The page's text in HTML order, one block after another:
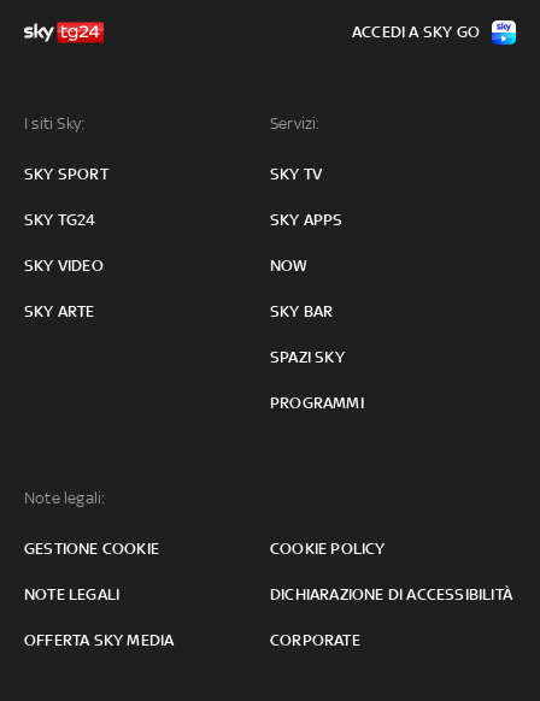
I siti Sky:
SKY SPORT
SKY TG24
SKY VIDEO
SKY ARTE
Servizi:
SKY TV
SKY APPS
NOW
SKY BAR
SPAZI SKY
PROGRAMMI
Note legali:
GESTIONE COOKIE COOKIE POLICY
NOTE LEGALI DICHIARAZIONE DI ACCESSIBILITÀ
OFFERTA SKY MEDIA CORPORATE
ACCEDI A SKY GO